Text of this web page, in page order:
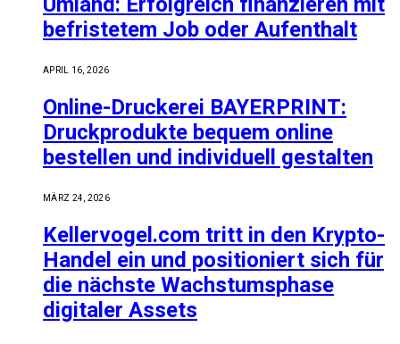
befristetem Job oder Aufenthalt
APRIL 16, 2026
Online-Druckerei BAYERPRINT:
Druckprodukte bequem online
bestellen und individuell gestalten
MÄRZ 24, 2026
Kellervogel.com tritt in den Krypto-
Handel ein und positioniert sich für
die nächste Wachstumsphase
digitaler Assets